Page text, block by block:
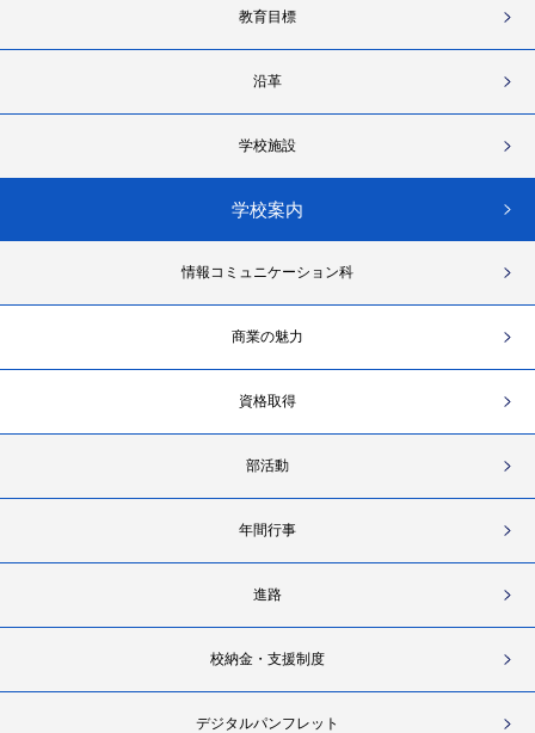
教育目標
沿革
学校施設
学校案内
情報コミュニケーション科
商業の魅力
資格取得
部活動
年間行事
進路
校納金・支援制度
デジタルパンフレット